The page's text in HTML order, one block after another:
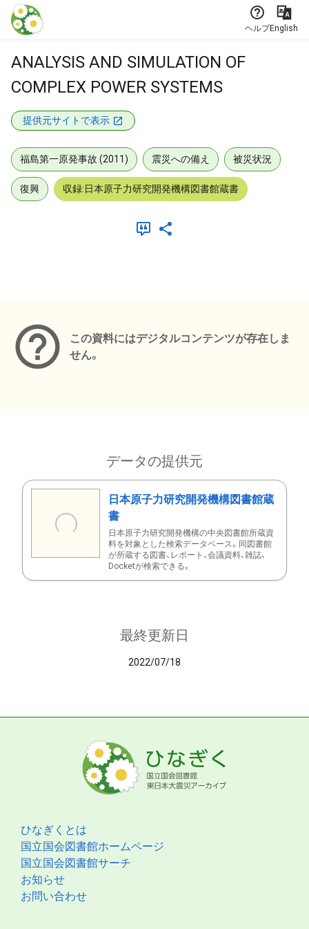
本文に飛ぶ
ヘルプEnglish
ANALYSIS AND SIMULATION OF
COMPLEX POWER SYSTEMS
提供元サイトで表示
福島第一原発事故 (2011) 震災への備え 被災状況
復興 収録:日本原子力研究開発機構図書館蔵書
この資料にはデジタルコンテンツが存在しま
せん。
データの提供元
日本原子力研究開発機構図書館蔵
書
日本原子力研究開発機構の中央図書館所蔵資
料を対象とした検索データベース。同図書館
が所蔵する図書、レポート、会議資料、雑誌、
Docketが検索できる。
最終更新日
2022/07/18
ひなぎくとは
国立国会図書館ホームページ
国立国会図書館サーチ
お知らせ
お問い合わせ